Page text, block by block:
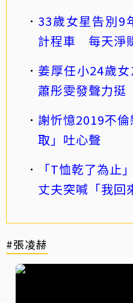
33歲女星告別9
計程車 每天淨
姜厚任小24歲
蕭彤雯發聲力挺
謝忻憶2019不
取」吐心聲
「T恤乾了為止
丈夫突喊「我回
#張凌赫